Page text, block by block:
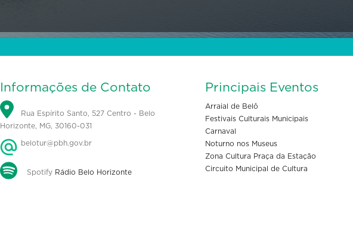
Informações de Contato
Rua Espírito Santo, 527 Centro - Belo
Horizonte, MG, 30160-031
belotur@pbh.gov.br
Spotify Rádio Belo Horizonte
Principais Eventos
Arraial de Belô
Festivais Culturais Municipais
Carnaval
Noturno nos Museus
Zona Cultura Praça da Estação
Circuito Municipal de Cultura